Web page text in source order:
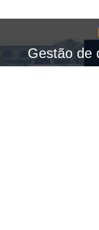
Gestão de